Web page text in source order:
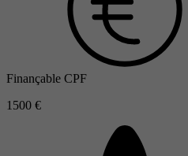
Finançable CPF
1500 €